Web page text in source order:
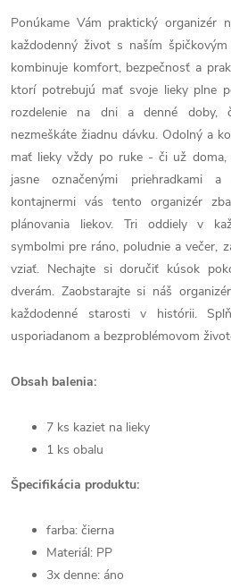
Ponúkame Vám praktický organizér
každodenný život s naším
kombinuje komfort, bezpečnosť a
ktorí potrebujú mať svoje lieky plne
rozdelenie na dni a denné doby,
nezmeškáte žiadnu dávku. Odolný a
mať lieky vždy po ruke - či už doma,
jasne označenými priehradkami a
kontajnermi vás tento organizér
plánovania liekov. Tri oddiely v
symbolmi pre ráno, poludnie a večer,
vziať. Nechajte si doručiť kúsok
dverám. Zaobstarajte si náš
každodenné starosti v histórii.
usporiadanom a bezproblémovom
Obsah balenia:
7 ks kaziet na lieky
1 ks obalu
Špecifikácia produktu:
farba: čierna
Materiál: PP
3x denne: áno